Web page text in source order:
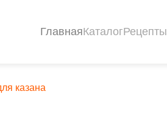
ГлавнаяКаталогРецепты
казана